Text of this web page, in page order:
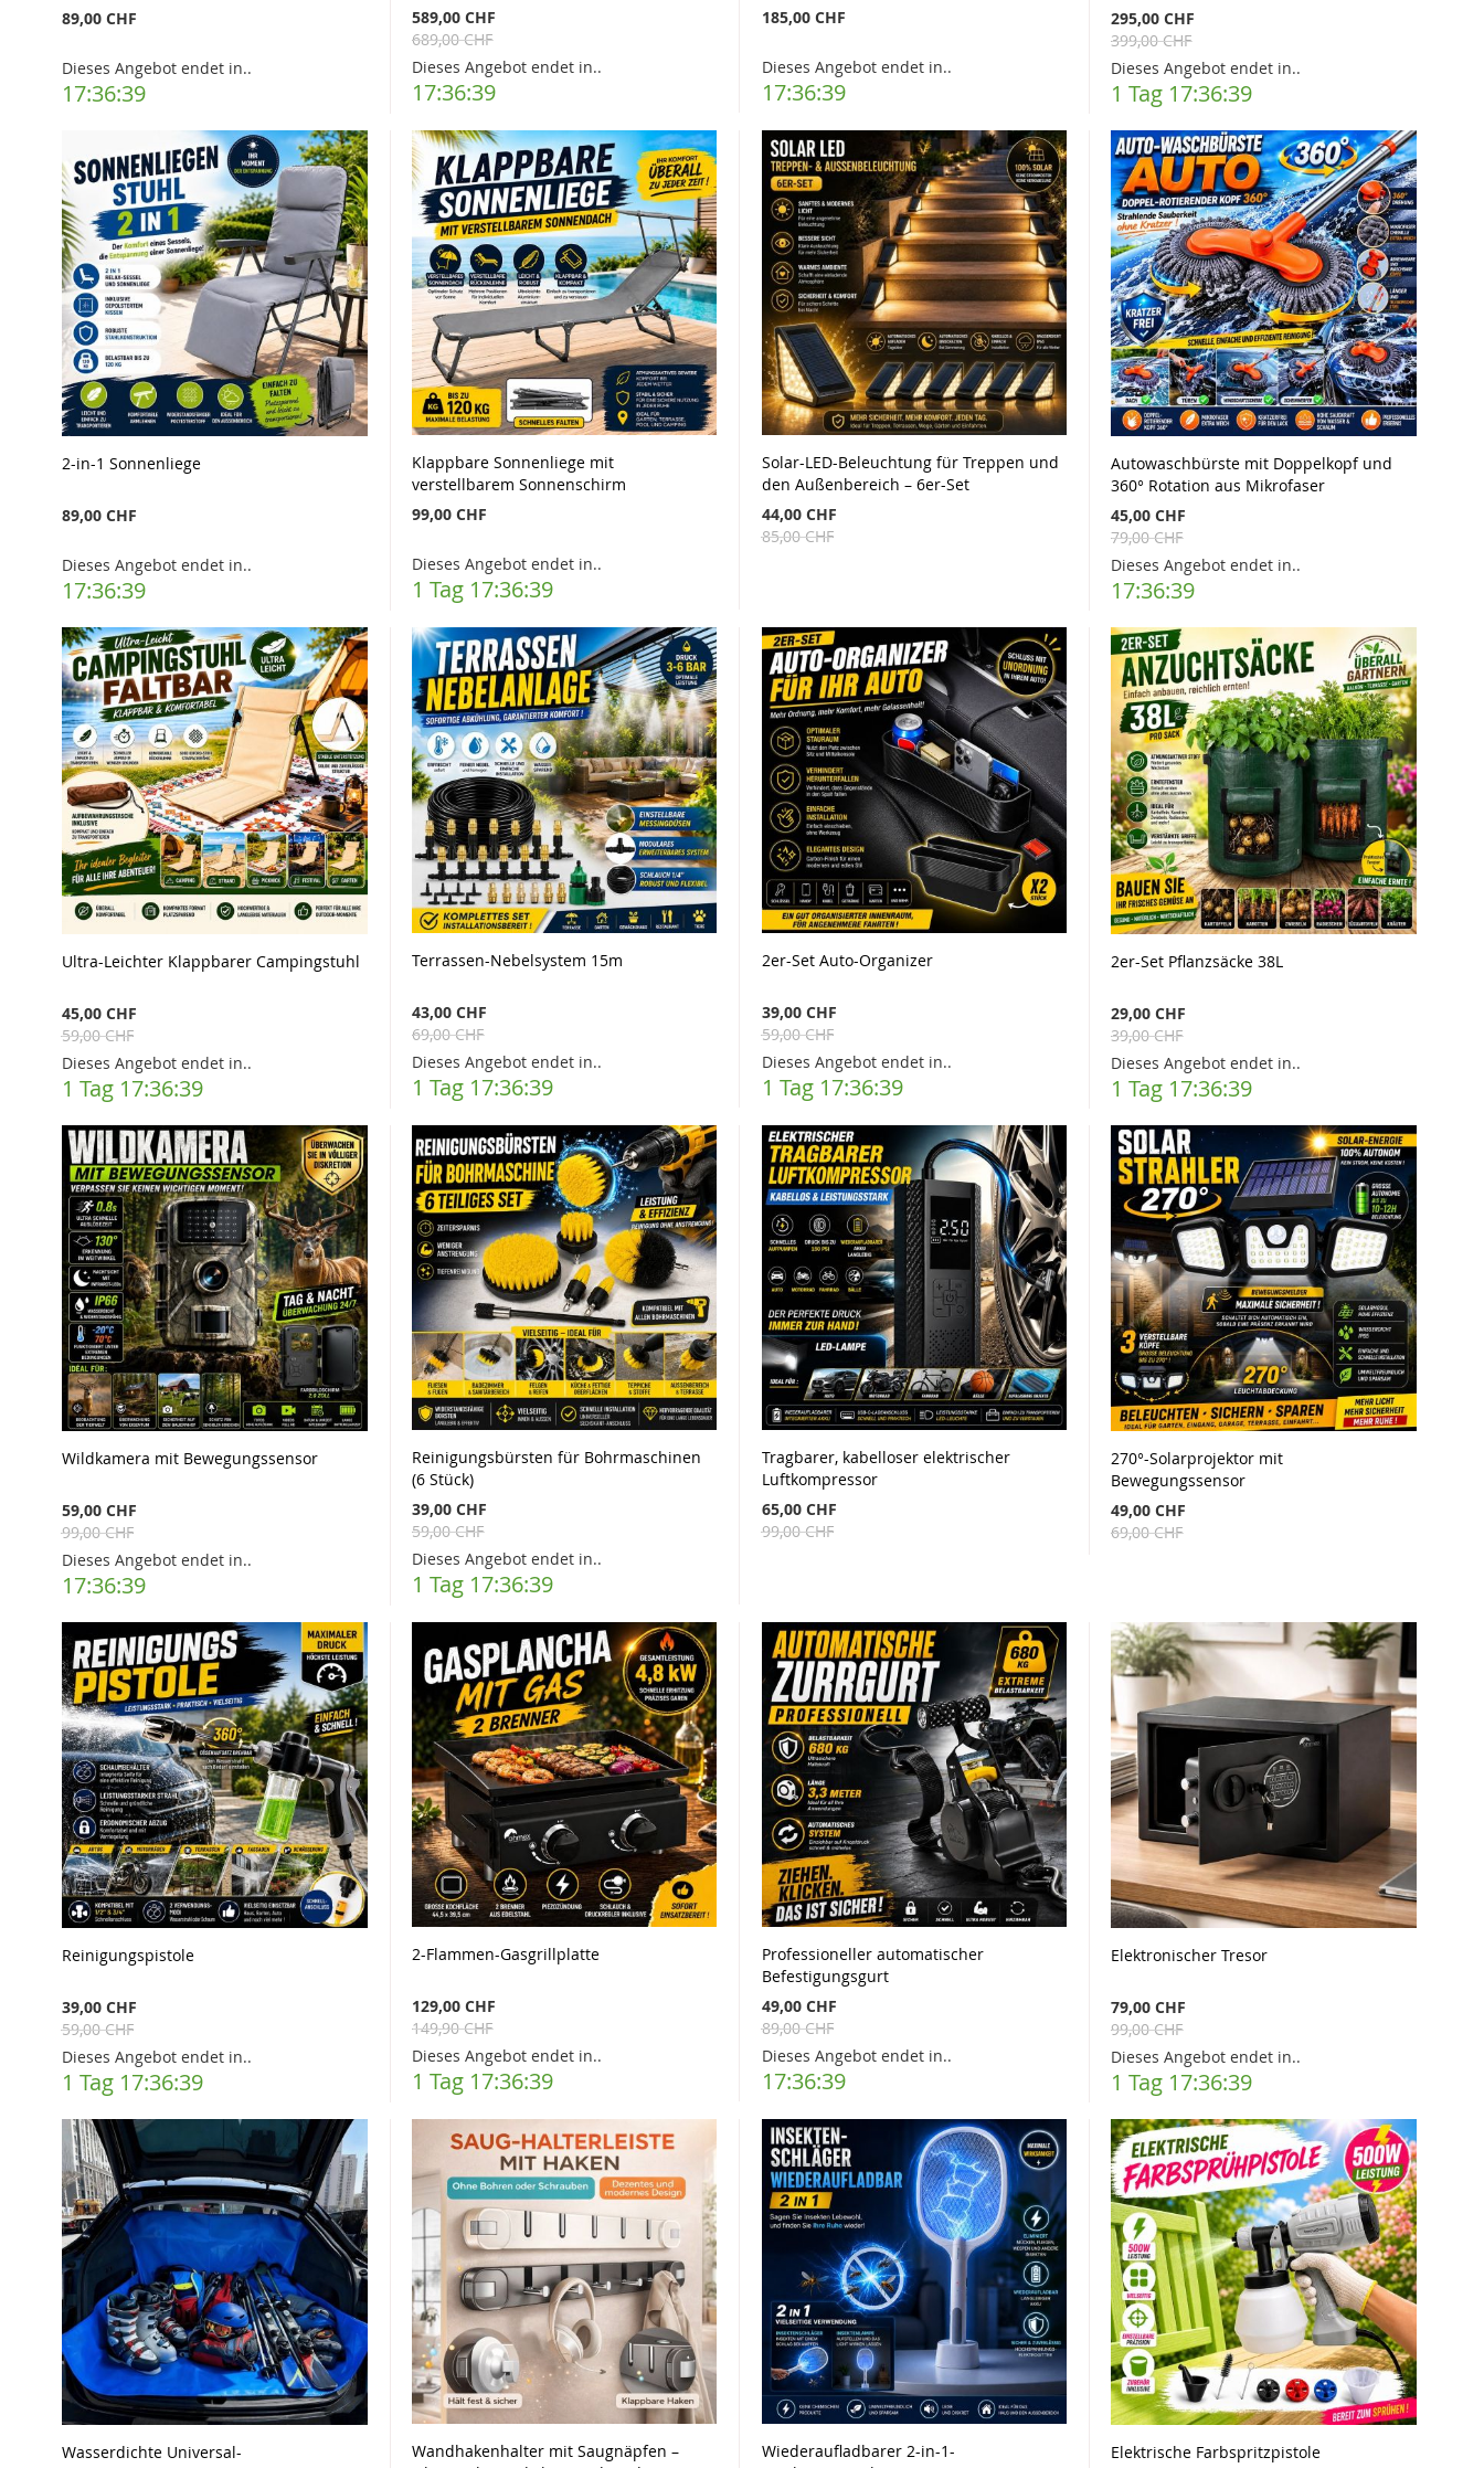
89,00 CHF
Dieses Angebot endet in..
17:36:37
589,00 CHF
689,00 CHF
Dieses Angebot endet in..
17:36:37
185,00 CHF
Dieses Angebot endet in..
17:36:37
295,00 CHF
399,00 CHF
Dieses Angebot endet in..
1 Tag 17:36:37
2-in-1 Sonnenliege
89,00 CHF
Dieses Angebot endet in..
17:36:37
Klappbare Sonnenliege mit
verstellbarem Sonnenschirm
99,00 CHF
Dieses Angebot endet in..
1 Tag 17:36:37
Solar-LED-Beleuchtung für Treppen und
den Außenbereich – 6er-Set
44,00 CHF
85,00 CHF
Autowaschbürste mit Doppelkopf und
360° Rotation aus Mikrofaser
45,00 CHF
79,00 CHF
Dieses Angebot endet in..
17:36:37
Ultra-Leichter Klappbarer Campingstuhl
45,00 CHF
59,00 CHF
Dieses Angebot endet in..
1 Tag 17:36:37
Terrassen-Nebelsystem 15m
43,00 CHF
69,00 CHF
Dieses Angebot endet in..
1 Tag 17:36:37
2er-Set Auto-Organizer
39,00 CHF
59,00 CHF
Dieses Angebot endet in..
1 Tag 17:36:37
2er-Set Pflanzsäcke 38L
29,00 CHF
39,00 CHF
Dieses Angebot endet in..
1 Tag 17:36:37
Wildkamera mit Bewegungssensor
59,00 CHF
99,00 CHF
Dieses Angebot endet in..
17:36:37
Reinigungsbürsten für Bohrmaschinen
(6 Stück)
39,00 CHF
59,00 CHF
Dieses Angebot endet in..
1 Tag 17:36:37
Tragbarer, kabelloser elektrischer
Luftkompressor
65,00 CHF
99,00 CHF
270°-Solarprojektor mit
Bewegungssensor
49,00 CHF
69,00 CHF
Reinigungspistole
39,00 CHF
59,00 CHF
Dieses Angebot endet in..
1 Tag 17:36:37
2-Flammen-Gasgrillplatte
129,00 CHF
149,90 CHF
Dieses Angebot endet in..
1 Tag 17:36:37
Professioneller automatischer
Befestigungsgurt
49,00 CHF
89,00 CHF
Dieses Angebot endet in..
17:36:37
Elektronischer Tresor
79,00 CHF
99,00 CHF
Dieses Angebot endet in..
1 Tag 17:36:37
Wasserdichte Universal-
Wandhakenhalter mit Saugnäpfen –
Wiederaufladbarer 2-in-1-
Elektrische Farbspritzpistole